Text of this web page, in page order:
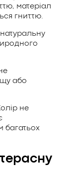
матеріал
гниттю.
натуральну
або
не
багатьох